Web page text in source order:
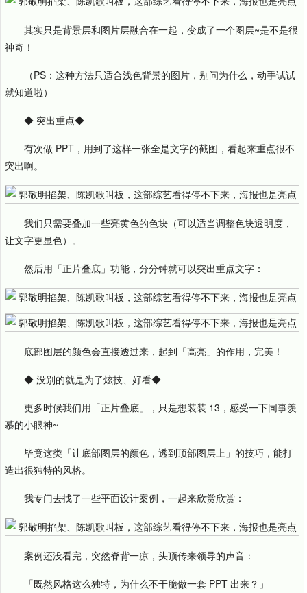
其实只是背景层和图片层融合在一起，变成了一个图层~是不是很
神奇！
（PS：这种方法只适合浅色背景的图片，别问为什么，动手试试
就知道啦）
◆ 突出重点◆
有次做 PPT，用到了这样一张全是文字的截图，看起来重点很不
突出啊。
我们只需要叠加一些亮黄色的色块（可以适当调整色块透明度，
让文字更显色）。
然后用「正片叠底」功能，分分钟就可以突出重点文字：
底部图层的颜色会直接透过来，起到「高亮」的作用，完美！
◆ 没别的就是为了炫技、好看◆
更多时候我们用「正片叠底」，只是想装装 13，感受一下同事羡
慕的小眼神~
毕竟这类「让底部图层的颜色，透到顶部图层上」的技巧，能打
造出很独特的风格。
我专门去找了一些平面设计案例，一起来欣赏欣赏：
案例还没看完，突然脊背一凉，头顶传来领导的声音：
「既然风格这么独特，为什么不干脆做一套 PPT 出来？」